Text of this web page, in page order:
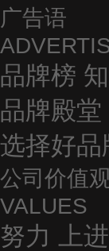
广告语
品牌榜
品牌殿
选择好品
公司价值
VALUES
努力 上